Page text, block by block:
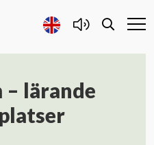
– lärande